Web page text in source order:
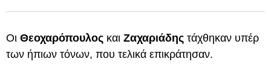
Οι Θεοχαρόπουλος και Ζαχαριάδης τάχθηκαν υπέρ
των ήπιων τόνων, που τελικά επικράτησαν.